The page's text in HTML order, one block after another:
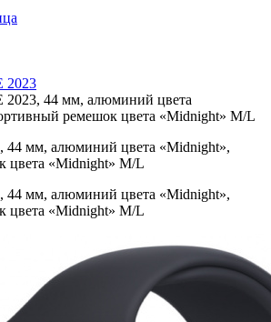
2023
2023, 44 мм, алюминий цвета
ремешок цвета «Midnight» M/L
44 мм, алюминий цвета «Midnight»,
цвета «Midnight» M/L
44 мм, алюминий цвета «Midnight»,
цвета «Midnight» M/L